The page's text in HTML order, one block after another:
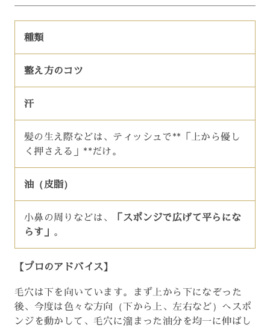
種類
整え方のコツ
汗
髪の生え際などは、ティッシュで**「上から優し
く押さえる」**だけ。
油（皮脂）
小鼻の周りなどは、
「スポンジで広げて平らにな
らす」 。
【プロのアドバイス】
毛穴は下を向いています。まず上から下になぞった
後、今度は色々な方向（下から上、左右など）へスポ
ンジを動かして、毛穴に溜まった油分を均一に伸ばし